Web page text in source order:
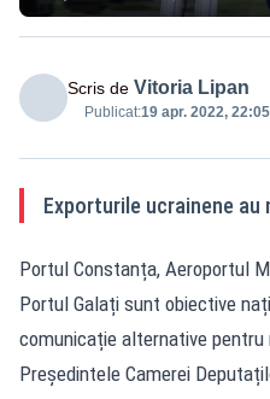
Scris de Vitoria Lipan
Publicat:19 apr. 2022, 22:05
Exporturile ucrainene au
Portul Constanța, Aeroportul
Portul Galați sunt obiective
comunicație alternative pentru
Președintele Camerei